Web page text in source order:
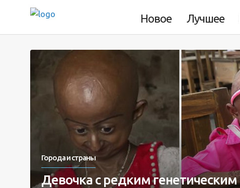
Новое Лучшее
Города и страны
Девочка с редким генетическим